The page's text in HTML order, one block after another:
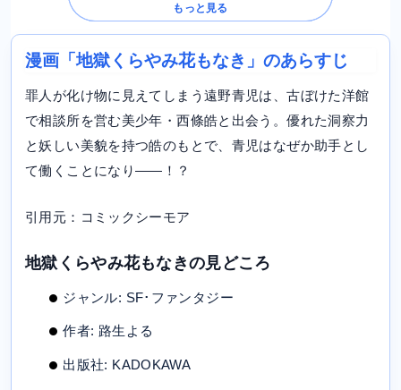
もっと見る
漫画「地獄くらやみ花もなき」のあらすじ
罪人が化け物に見えてしまう遠野青児は、古ぼけた洋館
で相談所を営む美少年・西條皓と出会う。優れた洞察力
と妖しい美貌を持つ皓のもとで、青児はなぜか助手とし
て働くことになり――！？
引用元：コミックシーモア
地獄くらやみ花もなきの見どころ
ジャンル: SF･ファンタジー
作者: 路生よる
出版社: KADOKAWA